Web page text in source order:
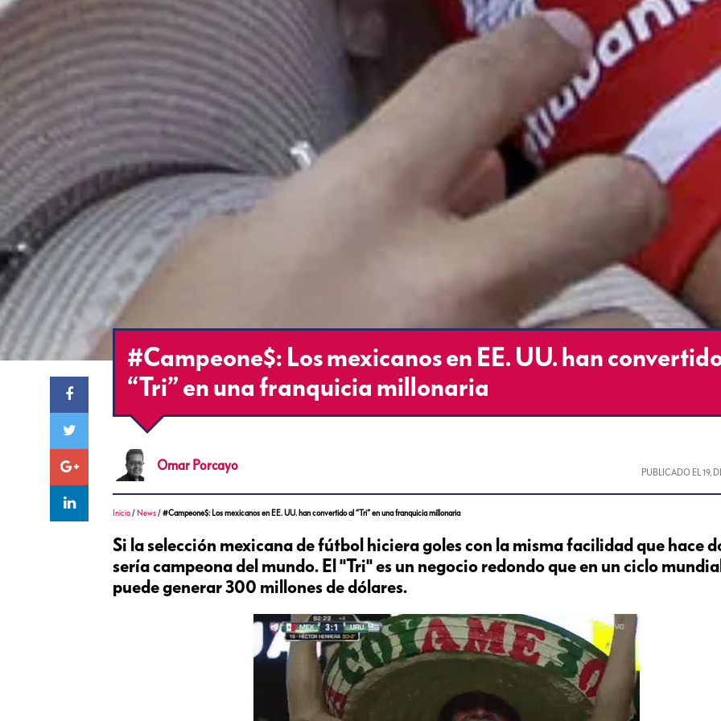
#Campeone$: Los mexicanos en EE. UU. han
“Tri” en una franquicia millonaria
Omar Porcayo PUBLICADO EL19,
Inicio / News /#Campeone$: Los mexicanos en EE. UU. han convertido al “Tri” en una franquicia millonaria
Si la selección mexicana de fútbol hiciera goles con la misma facilidad que hace
sería campeona del mundo. El "Tri" es un negocio redondo que en un ciclo
puede generar 300 millones de dólares.